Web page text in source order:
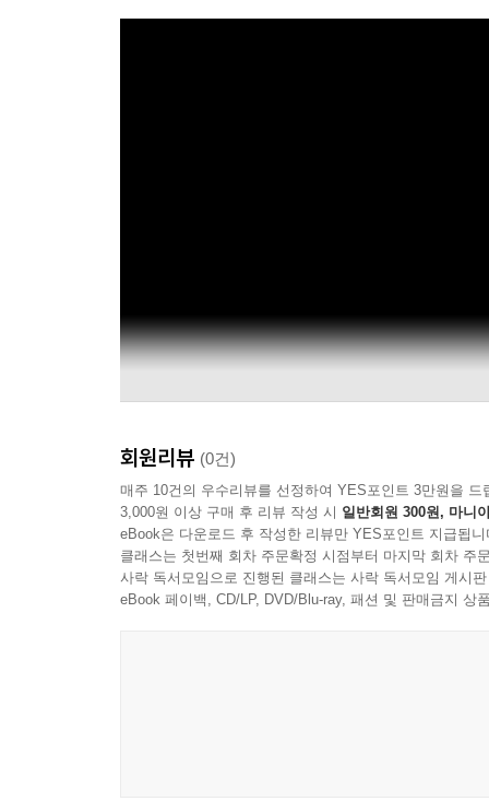
회원리뷰 (0건)
매주 10건의 우수리뷰를 선정하여 YES포인트 3만원을 드
3,000원 이상 구매 후 리뷰 작성 시 일반회원 300원, 마니
eBook은 다운로드 후 작성한 리뷰만 YES포인트 지급됩니
클래스는 첫번째 회차 주문확정 시점부터 마지막 회차 주
사락 독서모임으로 진행된 클래스는 사락 독서모임 게시
eBook 페이백, CD/LP, DVD/Blu-ray, 패션 및 판매금지 상